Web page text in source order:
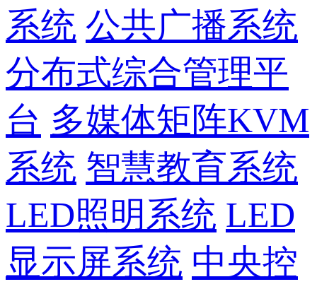
系统 公共广播系统
分布式综合管理平
台 多媒体矩阵KVM
系统 智慧教育系统
LED照明系统 LED
显示屏系统 中央控